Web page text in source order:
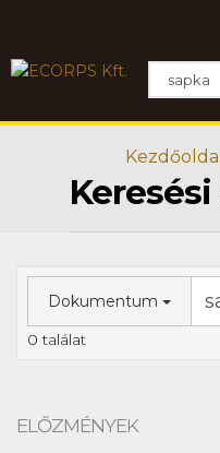
Kezdőoldal
Keresési
Dokumentum
0 találat
ELŐZMÉNYEK